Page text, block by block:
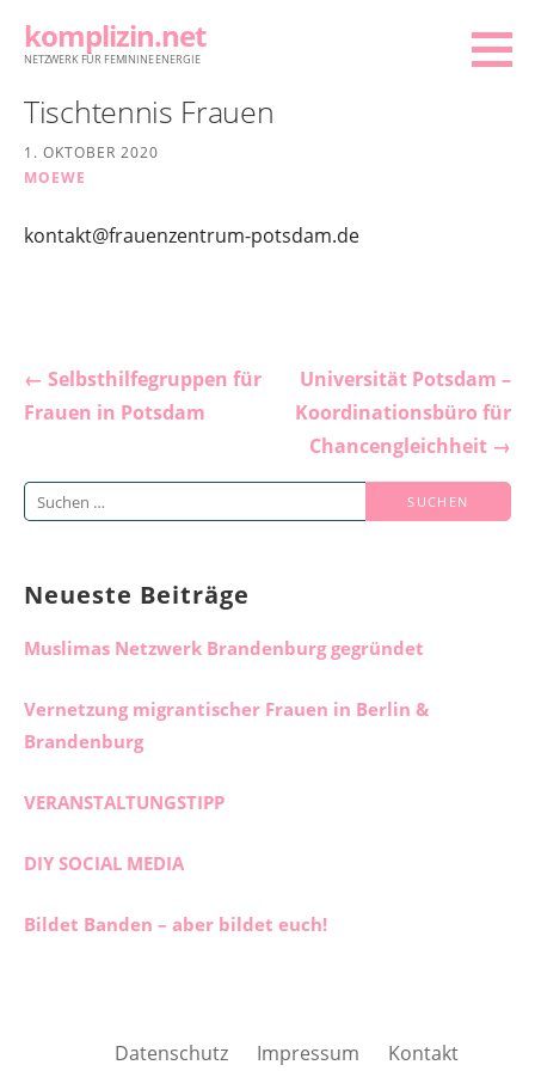
Inhaltkomplizin.net
NETZWERK FÜR FEMININE ENERGIE
Tischtennis Frauen
1. OKTOBER 2020
MOEWE
kontakt@frauenzentrum-potsdam.de
Beitragsnavigation
← Selbsthilfegruppen für
Frauen in Potsdam
Universität Potsdam –
Koordinationsbüro für
Chancengleichheit →
Suchen
Neueste Beiträge
Muslimas Netzwerk Brandenburg gegründet
Vernetzung migrantischer Frauen in Berlin &
Brandenburg
VERANSTALTUNGSTIPP
DIY SOCIAL MEDIA
Bildet Banden – aber bildet euch!
Datenschutz Impressum Kontakt